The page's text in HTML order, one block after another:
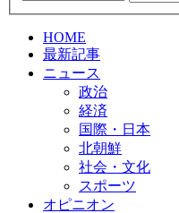
HOME
最新記事
ニュース
政治
経済
国際・日本
北朝鮮
社会・文化
スポーツ
オピニオン